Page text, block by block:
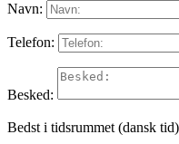
Navn:
Telefon:
Besked:
Bedst i tidsrummet (dansk